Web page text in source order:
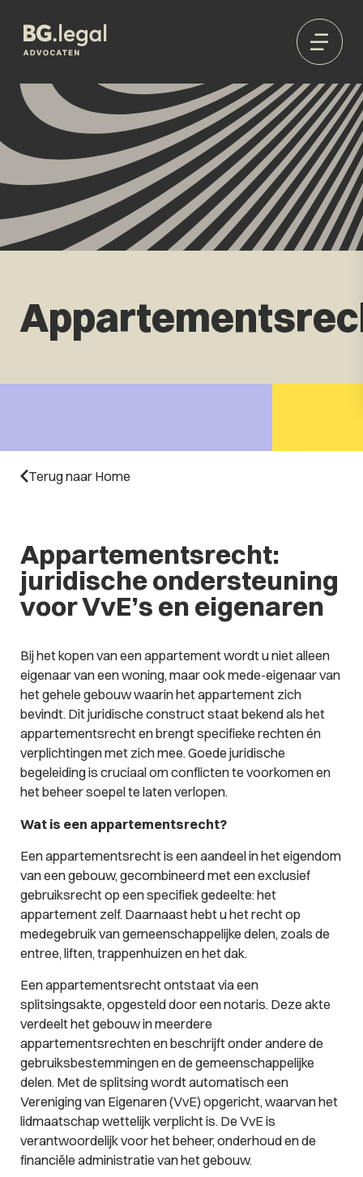
Terug naar Home
Appartementsrecht:
juridische ondersteuning
voor VvE’s en eigenaren
Bij het kopen van een appartement wordt u niet alleen
eigenaar van een woning, maar ook mede-eigenaar van
het gehele gebouw waarin het appartement zich
bevindt. Dit juridische construct staat bekend als het
appartementsrecht en brengt specifieke rechten én
verplichtingen met zich mee. Goede juridische
begeleiding is cruciaal om conflicten te voorkomen en
het beheer soepel te laten verlopen.
Wat is een appartementsrecht?
Een appartementsrecht is een aandeel in het eigendom
van een gebouw, gecombineerd met een exclusief
gebruiksrecht op een specifiek gedeelte: het
appartement zelf. Daarnaast hebt u het recht op
medegebruik van gemeenschappelijke delen, zoals de
entree, liften, trappenhuizen en het dak.
Een appartementsrecht ontstaat via een
splitsingsakte, opgesteld door een notaris. Deze akte
verdeelt het gebouw in meerdere
appartementsrechten en beschrijft onder andere de
gebruiksbestemmingen en de gemeenschappelijke
delen. Met de splitsing wordt automatisch een
Vereniging van Eigenaren (VvE) opgericht, waarvan het
lidmaatschap wettelijk verplicht is. De VvE is
verantwoordelijk voor het beheer, onderhoud en de
financiële administratie van het gebouw.